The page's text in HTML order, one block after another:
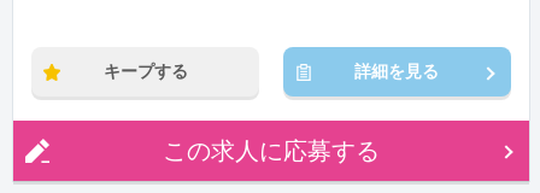
キープする 詳細を見る
この求人に応募する